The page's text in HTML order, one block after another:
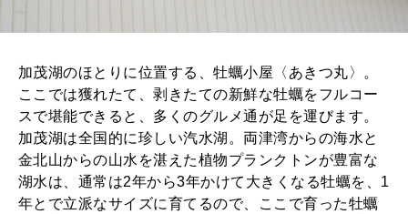
加茂湖のほとりに位置する、牡蠣小屋〈あきつ丸〉。
ここでは獲れたて、剥きたての新鮮な牡蠣をフルコー
スで堪能できると、多くのグルメ通が足を運びます。
加茂湖は全国的に珍しい汽水湖。両津湾からの海水と
金北山からの山水を湛えた植物プランクトンが豊富な
湖水は、通常は2年から3年かけて大きくなる牡蠣を、1
年とで立派なサイズに育てるので、ここで育った牡蠣